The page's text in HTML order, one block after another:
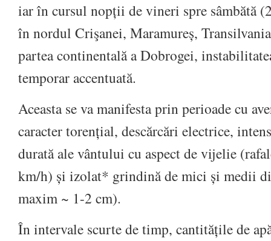
iar în cursul nopții de vineri spre sâmbătă
în nordul Crişanei, Maramureș,
partea continentală a Dobrogei,
temporar accentuată.
Aceasta se va manifesta prin perioade cu
caracter torențial, descărcări electrice,
durată ale vântului cu aspect de vijelie
km/h) și izolat* grindină de mici și medii
maxim ~ 1-2 cm).
În intervale scurte de timp, cantitățile de